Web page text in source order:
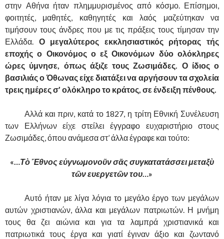
στην Αθήνα ήταν πλημμυρισμένος από κόσμο. Επίσημοι,
φοιτητές, μαθητές, καθηγητές και λαός μαζεύτηκαν να
τιμήσουν τους άνδρες που με τις πράξεις τους τίμησαν την
Ελλάδα. Ο μεγαλύτερος εκκλησιαστικός ρήτορας τής
εποχής ο Οικονόμος ο εξ Οικονόμων δύο ολόκληρες
ώρες ύμνησε, όπως άξιζε τους Ζωσιμάδες. Ο ίδιος ο
βασιλιάς ο Όθωνας είχε διατάξει να αργήσουν τα σχολεία
τρεις ημέρες σ’ ολόκληρο το κράτος, σε ένδειξη πένθους.
Αλλά και πριν, κατά το 1827, η τρίτη Εθνική Συνέλευση
των Ελλήνων είχε στείλει έγγραφο ευχαριστήριο στους
Ζωσιμάδες, όπου ανάμεσα στ’ άλλα έγραφε και τούτο:
«…Τὸ Ἔθνος εὐγνωμονοῦν σᾶς συγκατατάσσει μεταξὺ
τῶν ευεργετῶν του…»
Αυτό ήταν με λίγα λόγια το μεγάλο έργο των μεγάλων
αυτών χριστιανών, άλλα και μεγάλων πατριωτών. Η μνήμη
τους θα ζει αιώνια και για τα λαμπρά χριστιανικά και
πατριωτικά τους έργα και γιατί έγιναν άξιο και ζωντανό